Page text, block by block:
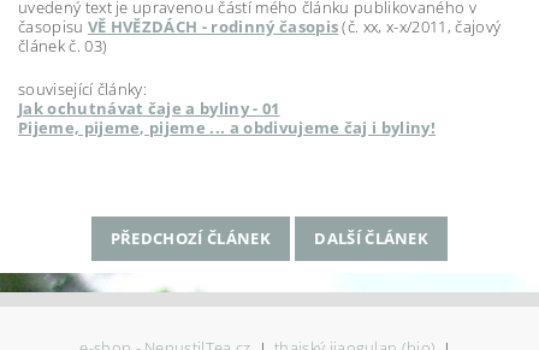
uvedený text je upravenou částí mého článku publikovaného v
časopisu VĚ HVĚZDÁCH - rodinný časopis(č. xx, x-x/2011, čajový
článek č. 03)
související články:
Jak ochutnávat čaje a byliny - 01
Pijeme, pijeme, pijeme ... a obdivujeme čaj i byliny!
PŘEDCHOZÍ ČLÁNEK DALŠÍ ČLÁNEK